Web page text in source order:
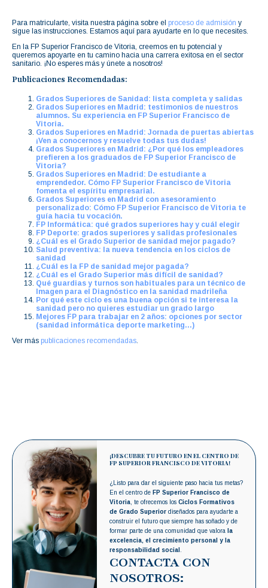
Para matricularte, visita nuestra página sobre el proceso de admisión y
sigue las instrucciones. Estamos aquí para ayudarte en lo que necesites.
En la FP Superior Francisco de Vitoria, creemos en tu potencial y
queremos apoyarte en tu camino hacia una carrera exitosa en el sector
sanitario. ¡No esperes más y únete a nosotros!
Publicaciones Recomendadas:
Grados Superiores de Sanidad: lista completa y salidas
Grados Superiores en Madrid: testimonios de nuestros
alumnos. Su experiencia en FP Superior Francisco de
Vitoria.
Grados Superiores en Madrid: Jornada de puertas abiertas
¡Ven a conocernos y resuelve todas tus dudas!
Grados Superiores en Madrid: ¿Por qué los empleadores
prefieren a los graduados de FP Superior Francisco de
Vitoria?
Grados Superiores en Madrid: De estudiante a
emprendedor. Cómo FP Superior Francisco de Vitoria
fomenta el espíritu empresarial.
Grados Superiores en Madrid con asesoramiento
personalizado: Cómo FP Superior Francisco de Vitoria te
guía hacia tu vocación.
FP Informática: qué grados superiores hay y cuál elegir
FP Deporte: grados superiores y salidas profesionales
¿Cuál es el Grado Superior de sanidad mejor pagado?
Salud preventiva: la nueva tendencia en los ciclos de
sanidad
¿Cuál es la FP de sanidad mejor pagada?
¿Cuál es el Grado Superior más difícil de sanidad?
Qué guardias y turnos son habituales para un técnico de
Imagen para el Diagnóstico en la sanidad madrileña
Por qué este ciclo es una buena opción si te interesa la
sanidad pero no quieres estudiar un grado largo
Mejores FP para trabajar en 2 años: opciones por sector
(sanidad informática deporte marketing…)
Ver más publicaciones recomendadas.
¡DESCUBRE TU FUTURO EN EL CENTRO DE
FP SUPERIOR FRANCISCO DE VITORIA!
¿Listo para dar el siguiente paso hacia tus metas?
En el centro de FP Superior Francisco de
Vitoria , te ofrecemos losCiclos Formativos
de Grado Superior diseñados para ayudarte a
construir el futuro que siempre has soñado y de
formar parte de una comunidad que valora
la
excelencia, el crecimiento personal y la
responsabilidad social
CONTACTA CON
NOSOTROS: